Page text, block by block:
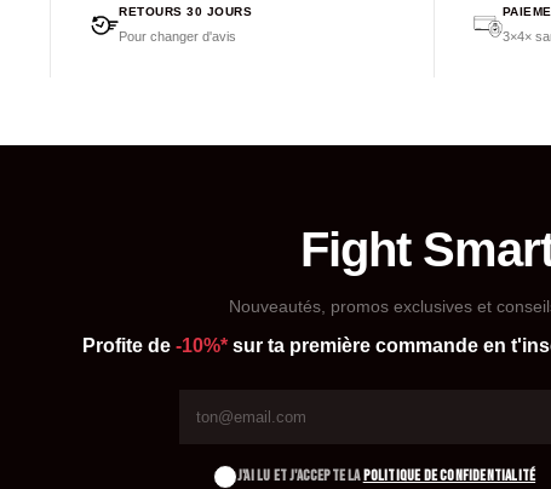
RETOURS 30 JOURS
Pour changer d'avis 3×4×
Fight
Nouveautés, promos exclusives et
Profite de -10%* sur ta première commande en
J'AI LU ET J'ACCEPTE LAPOLITIQUE DE CONFIDENTIALITÉ